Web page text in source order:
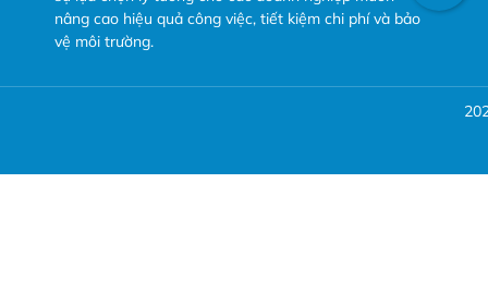
nâng cao hiệu quả công việc, tiết kiệm chi phí và bảo
vệ môi trường.